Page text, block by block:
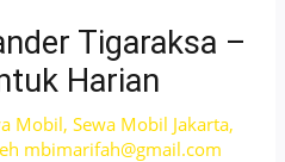
Tigaraksa –
Harian
Mobil,Sewa Mobil Jakarta,
mbimarifah@gmail.com